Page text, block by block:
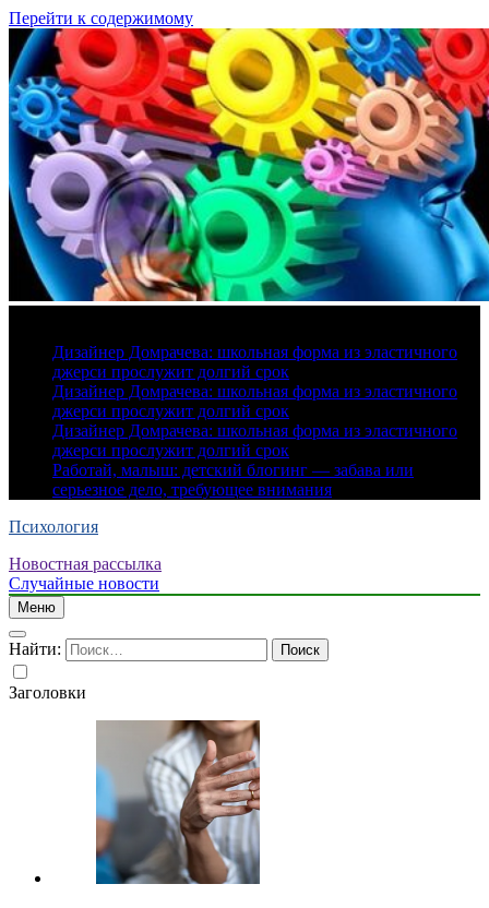
Перейти к содержимому
Дизайнер Домрачева: школьная форма из эластичного
джерси прослужит долгий срок
Дизайнер Домрачева: школьная форма из эластичного
джерси прослужит долгий срок
Дизайнер Домрачева: школьная форма из эластичного
джерси прослужит долгий срок
Работай, малыш: детский блогинг — забава или
серьезное дело, требующее внимания
Психология
Новостная рассылка
Случайные новости
Меню
Найти:
Заголовки